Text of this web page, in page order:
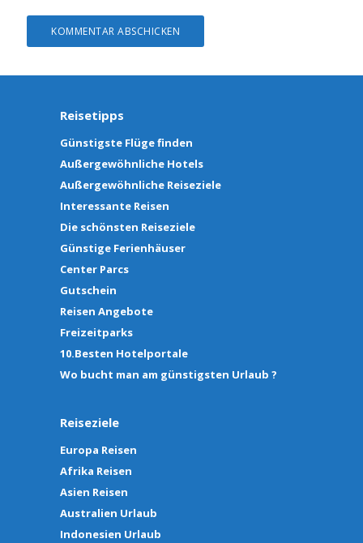
Reisetipps
Günstigste Flüge finden
Außergewöhnliche Hotels
Außergewöhnliche Reiseziele
Interessante Reisen
Die schönsten Reiseziele
Günstige Ferienhäuser
Center Parcs
Gutschein
Reisen Angebote
Freizeitparks
10.Besten Hotelportale
Wo bucht man am günstigsten Urlaub ?
Reiseziele
Europa Reisen
Afrika Reisen
Asien Reisen
Australien Urlaub
Indonesien Urlaub